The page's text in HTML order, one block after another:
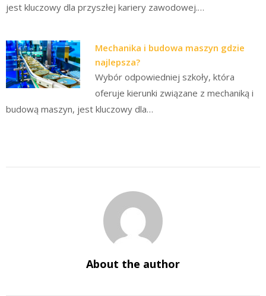
jest kluczowy dla przyszłej kariery zawodowej.…
Mechanika i budowa maszyn gdzie
najlepsza?
Wybór odpowiedniej szkoły, która
oferuje kierunki związane z mechaniką i
budową maszyn, jest kluczowy dla…
About the author